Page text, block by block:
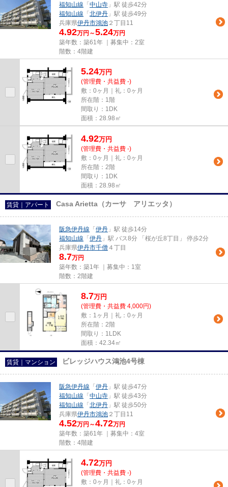
福知山線 「 中山寺 」駅 徒歩42分
福知山線 「 北伊丹 」駅 徒歩49分
兵庫県伊丹市鴻池 ２丁目11
4.92万円～5.24万円
築年数：築61年 ｜募集中： 2室
階数：4階建
5.24万円
(管理費・共益費 -)
敷：0ヶ月｜礼：0ヶ月
所在階：1階
間取り：1DK
面積：28.98㎡
4.92万円
(管理費・共益費 -)
敷：0ヶ月｜礼：0ヶ月
所在階：2階
間取り：1DK
面積：28.98㎡
賃貸｜アパート Casa Arietta（カーサ アリエッタ）
阪急伊丹線 「 伊丹 」駅 徒歩14分
福知山線 「 伊丹 」駅 バス8分 「桜が丘8丁目」 停歩2分
兵庫県伊丹市千僧 ４丁目
8.7万円
築年数：築1年 ｜募集中： 1室
階数：2階建
8.7万円
(管理費・共益費 4,000円)
敷：1ヶ月｜礼：0ヶ月
所在階：2階
間取り：1LDK
面積：42.34㎡
賃貸｜マンション ビレッジハウス鴻池4号棟
阪急伊丹線 「 伊丹 」駅 徒歩47分
福知山線 「 中山寺 」駅 徒歩43分
福知山線 「 北伊丹 」駅 徒歩50分
兵庫県伊丹市鴻池 ２丁目11
4.52万円～4.72万円
築年数：築61年 ｜募集中： 4室
階数：4階建
4.72万円
(管理費・共益費 -)
敷：0ヶ月｜礼：0ヶ月